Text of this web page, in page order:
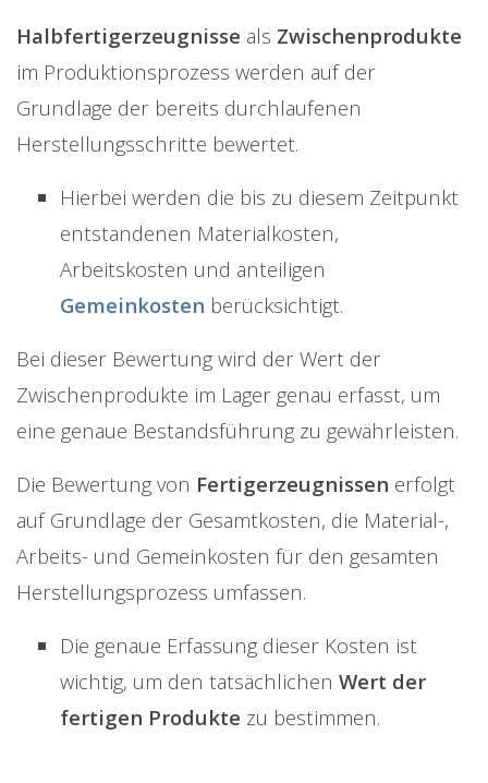
Halbfertigerzeugnisse als Zwischenprodukte
im Produktionsprozess werden auf der
Grundlage der bereits durchlaufenen
Herstellungsschritte bewertet.
Hierbei werden die bis zu diesem Zeitpunkt
entstandenen Materialkosten,
Arbeitskosten und anteiligen
Gemeinkosten berücksichtigt.
Bei dieser Bewertung wird der Wert der
Zwischenprodukte im Lager genau erfasst, um
eine genaue Bestandsführung zu gewährleisten.
Die Bewertung von Fertigerzeugnissen erfolgt
auf Grundlage der Gesamtkosten, die Material-,
Arbeits- und Gemeinkosten für den gesamten
Herstellungsprozess umfassen.
Die genaue Erfassung dieser Kosten ist
wichtig, um den tatsächlichen Wert der
fertigen Produkte zu bestimmen.